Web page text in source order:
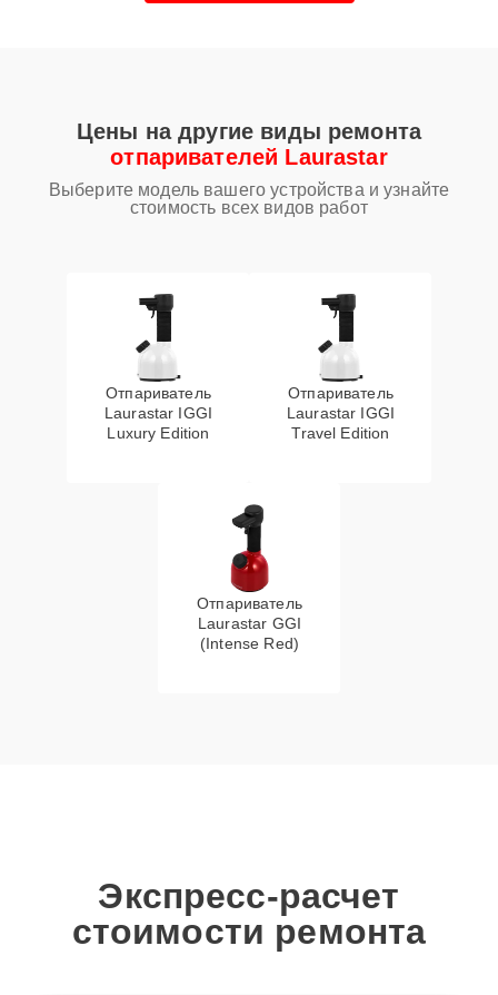
Цены на другие виды ремонта
отпаривателей Laurastar
Выберите модель вашего устройства и узнайте
стоимость всех видов работ
Отпариватель
Laurastar IGGI
Luxury Edition
Отпариватель
Laurastar IGGI
Travel Edition
Отпариватель
Laurastar GGI
(Intense Red)
Экспресс-расчет
стоимости ремонта